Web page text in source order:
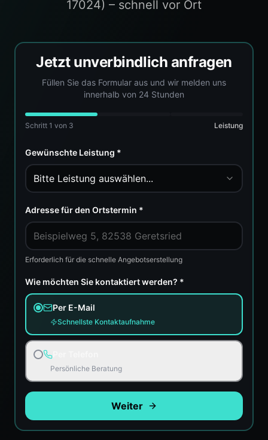
17024) – schnell vor Ort
Jetzt unverbindlich anfragen
Füllen Sie das Formular aus und wir melden uns
innerhalb von 24 Stunden
Schritt 1 von 3 Leistung
Gewünschte Leistung *
Bitte Leistung auswählen...
Adresse für den Ortstermin *
Erforderlich für die schnelle Angebotserstellung
Wie möchten Sie kontaktiert werden? *
Per E-Mail
Schnellste Kontaktaufnahme
Persönliche Beratung
Weiter